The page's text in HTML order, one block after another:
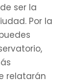
ser la
Por la
relatarán